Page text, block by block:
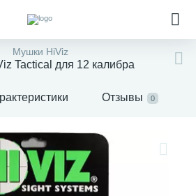
Мушки HiViz
Tactical для 12 калибра
Отзывы 0